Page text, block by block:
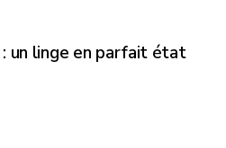
un linge en parfait état